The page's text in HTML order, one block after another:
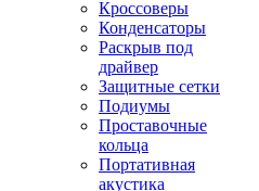
Кроссоверы
Конденсаторы
Раскрыв под
драйвер
Защитные сетки
Подиумы
Проставочные
кольца
Портативная
акустика